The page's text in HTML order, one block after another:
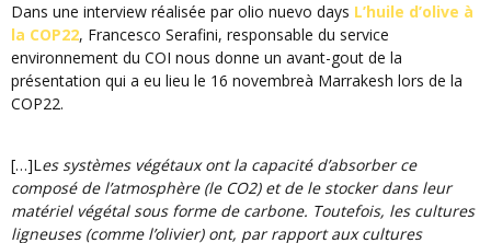
Dans une interview réalisée par olio nuevo days L’huile d’olive à
la COP22, Francesco Serafini, responsable du service
environnement du COI nous donne un avant-gout de la
présentation qui a eu lieu le 16 novembreà Marrakesh lors de la
COP22.
[…]Les systèmes végétaux ont la capacité d’absorber ce
composé de l’atmosphère (le CO2) et de le stocker dans leur
matériel végétal sous forme de carbone. Toutefois, les cultures
ligneuses (comme l’olivier) ont, par rapport aux cultures